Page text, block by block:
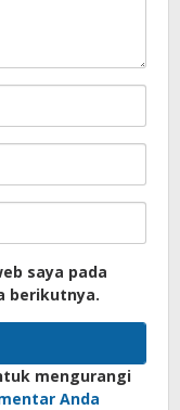
saya pada
berikutnya.
mengurangi
Anda